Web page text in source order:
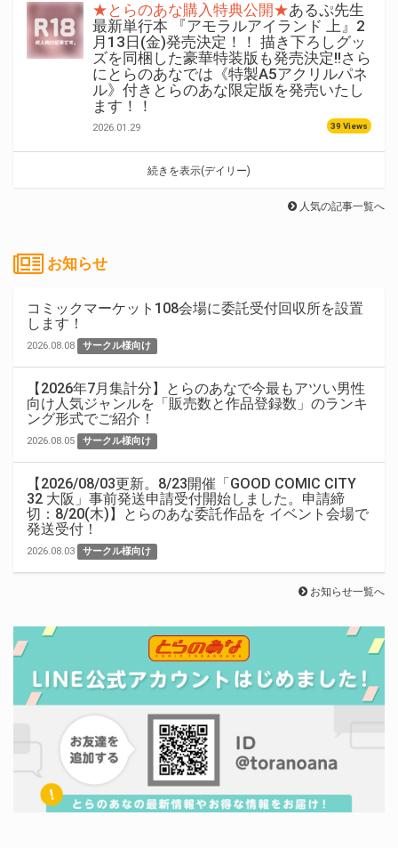
★とらのあな購入特典公開★あるぷ先生
最新単行本 『アモラルアイランド 上』2
月13日(金)発売決定！！ 描き下ろしグッ
ズを同梱した豪華特装版も発売決定!!さら
にとらのあなでは《特製A5アクリルパネ
ル》付きとらのあな限定版を発売いたし
ます！！
2026.01.29 39 Views
続きを表示(デイリー)
人気の記事一覧へ
お知らせ
コミックマーケット108会場に委託受付回収所を設置
します！
2026.08.08 サークル様向け
【2026年7月集計分】とらのあなで今最もアツい男性
向け人気ジャンルを「販売数と作品登録数」のランキ
ング形式でご紹介！
2026.08.05 サークル様向け
【2026/08/03更新。8/23開催「GOOD COMIC CITY
32 大阪」事前発送申請受付開始しました。申請締
切：8/20(木)】とらのあな委託作品を イベント会場で
発送受付！
2026.08.03 サークル様向け
お知らせ一覧へ